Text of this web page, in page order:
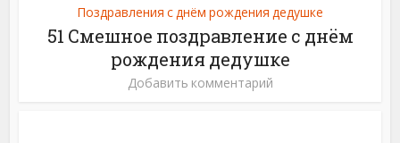
Поздравления с днём рождения дедушке
51 Смешное поздравление с днём
рождения дедушке
Добавить комментарий